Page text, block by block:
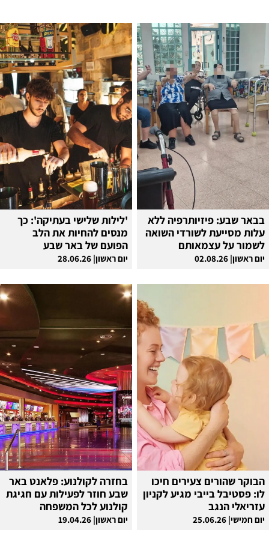
בבאר שבע: פיזיותרפיה ללא
עלות מסייעת לשורדי השואה
לשמור על עצמאותם
יום ראשון| 02.08.26
'לילות שלישי בעתיקה': כך
מנסים להחיות את הלב
הפועם של באר שבע
יום ראשון| 28.06.26
הבוקר שהורים צעירים חיכו
לו: פסטיבל בייבי מגיע לקניון
עזריאלי הנגב
יום חמישי| 25.06.26
בחזרה לקולנוע: פלאנט באר
שבע חוזר לפעילות עם חגיגת
קולנוע לכל המשפחה
יום ראשון| 19.04.26